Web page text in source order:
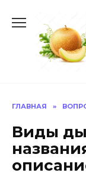
содержанию
ГЛАВНАЯ »
Виды